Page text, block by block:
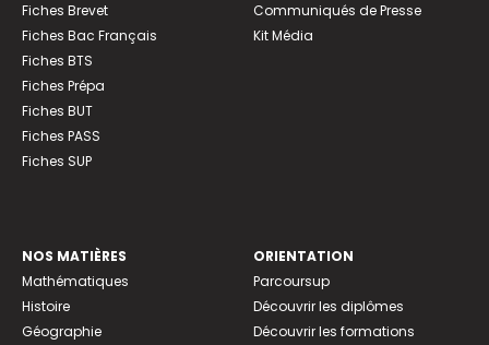
Fiches Brevet
Fiches Bac Français
Fiches BTS
Fiches Prépa
Fiches BUT
Fiches PASS
Fiches SUP
Communiqués de Presse
Kit Média
NOS MATIÈRES
Mathématiques
Histoire
Géographie
ORIENTATION
Parcoursup
Découvrir les diplômes
Découvrir les formations